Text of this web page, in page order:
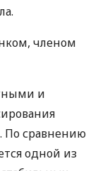
членом
и
По сравнению
одной из